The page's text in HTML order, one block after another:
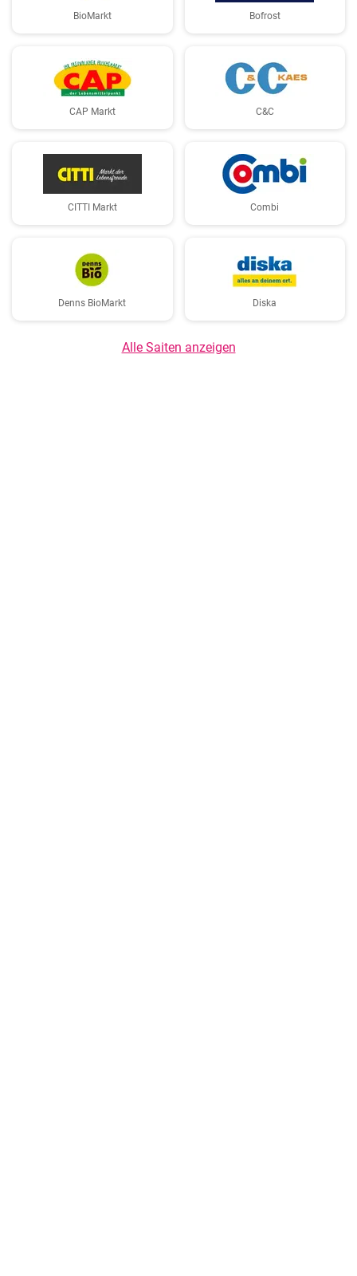
BioMarkt Bofrost
CAP Markt C&C
CITTI Markt Combi
Denns BioMarkt Diska
Alle Saiten anzeigen